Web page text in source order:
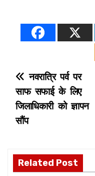
P
o
s
n
नवरात्रि पर्व पर
साफ सफाई के लिए
जिलाधिकारी को ज्ञापन
सौंप
Related Post